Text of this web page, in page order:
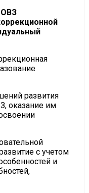
ОВЗ
развития
оказание им
с учетом
и